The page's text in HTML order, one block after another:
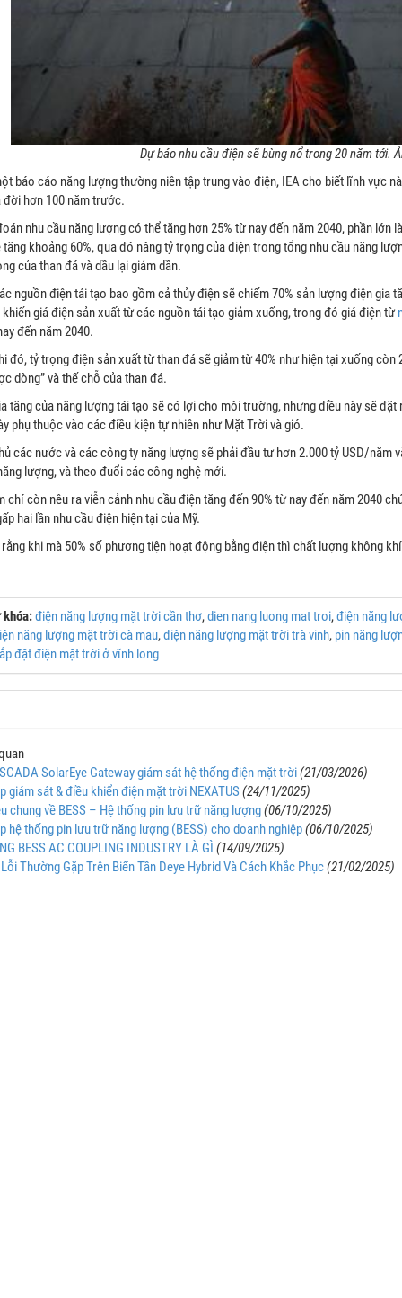
Dự báo nhu cầu điện sẽ bùng nổ trong 20 năm tới.
báo cáo năng lượng thường niên tập trung vào điện, IEA cho biết lĩnh vực
đời hơn 100 năm trước.
nhu cầu năng lượng có thể tăng hơn 25% từ nay đến năm 2040, phần
khoảng 60%, qua đó nâng tỷ trọng của điện trong tổng nhu cầu năng
của than đá và dầu lại giảm dần.
nguồn điện tái tạo bao gồm cả thủy điện sẽ chiếm 70% sản lượng điện
khiến giá điện sản xuất từ các nguồn tái tạo giảm xuống, trong đó giá điện từ
đến năm 2040.
đó, tỷ trọng điện sản xuất từ than đá sẽ giảm từ 40% như hiện tại xuống còn
dòng” và thế chỗ của than đá.
tăng của năng lượng tái tạo sẽ có lợi cho môi trường, nhưng điều này sẽ
phụ thuộc vào các điều kiện tự nhiên như Mặt Trời và gió.
các nước và các công ty năng lượng sẽ phải đầu tư hơn 2.000 tỷ USD/năm
lượng, và theo đuổi các công nghệ mới.
chí còn nêu ra viễn cảnh nhu cầu điện tăng đến 90% từ nay đến năm 2040
hai lần nhu cầu điện hiện tại của Mỹ.
khi mà 50% số phương tiện hoạt động bằng điện thì chất lượng không
khóa:điện năng lượng mặt trời cần thơ,dien nang luong mat troi,điện năng
năng lượng mặt trời cà mau,điện năng lượng mặt trời trà vinh, pin năng
đặt điện mặt trời ở vĩnh long
SolarEye Gateway giám sát hệ thống điện mặt trời(21/03/2026)
giám sát & điều khiển điện mặt trời NEXATUS (24/11/2025)
chung về BESS – Hệ thống pin lưu trữ năng lượng(06/10/2025)
hệ thống pin lưu trữ năng lượng (BESS) cho doanh nghiệp(06/10/2025)
BESS AC COUPLING INDUSTRY LÀ GÌ (14/09/2025)
Thường Gặp Trên Biến Tần Deye Hybrid Và Cách Khắc Phục(21/02/2025)
Inverter Hybrid SolaX
– X1-LITE-10-LV
SolaX 10KW 1 Pha
tối đa: 20,000 Wp
tối đa: 600 V
Số chuỗi mỗi MPPT: 2 /
)
Biến tần Huawei 20kW | Inverter
Huawei SUN2000-20KTL-M2
Huawei: SUN2000-20KTL-M2
Kết nối wifi cục bộ
Chức năng phục hồi PID